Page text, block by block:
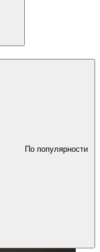
По популярности